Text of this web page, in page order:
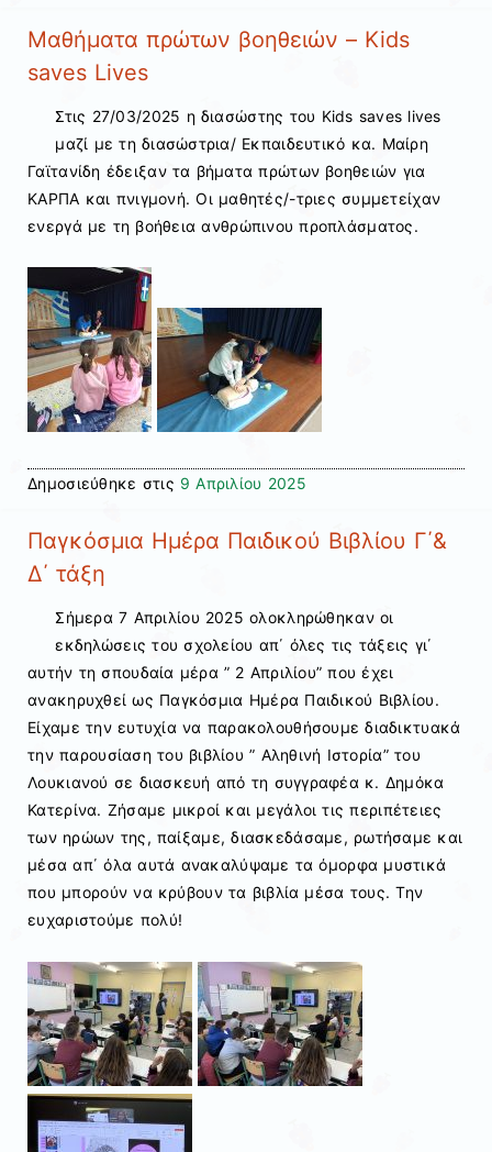
Μαθήματα πρώτων βοηθειών – Kids
saves Lives
Στις 27/03/2025 η διασώστης του Kids saves lives
μαζί με τη διασώστρια/ Eκπαιδευτικό κα. Μαίρη
Γαϊτανίδη έδειξαν τα βήματα πρώτων βοηθειών για
ΚΑΡΠΑ και πνιγμονή. Οι μαθητές/-τριες συμμετείχαν
ενεργά με τη βοήθεια ανθρώπινου προπλάσματος.
Δημοσιεύθηκε στις 9 Απριλίου 2025
Παγκόσμια Ημέρα Παιδικού Βιβλίου Γ΄&
Δ΄ τάξη
Σήμερα 7 Απριλίου 2025 ολοκληρώθηκαν οι
εκδηλώσεις του σχολείου απ΄ όλες τις τάξεις γι΄
αυτήν τη σπουδαία μέρα ” 2 Απριλίου” που έχει
ανακηρυχθεί ως Παγκόσμια Ημέρα Παιδικού Βιβλίου.
Είχαμε την ευτυχία να παρακολουθήσουμε διαδικτυακά
την παρουσίαση του βιβλίου ” Αληθινή Ιστορία” του
Λουκιανού σε διασκευή από τη συγγραφέα κ. Δημόκα
Κατερίνα. Ζήσαμε μικροί και μεγάλοι τις περιπέτειες
των ηρώων της, παίξαμε, διασκεδάσαμε, ρωτήσαμε και
μέσα απ΄ όλα αυτά ανακαλύψαμε τα όμορφα μυστικά
που μπορούν να κρύβουν τα βιβλία μέσα τους. Την
ευχαριστούμε πολύ!